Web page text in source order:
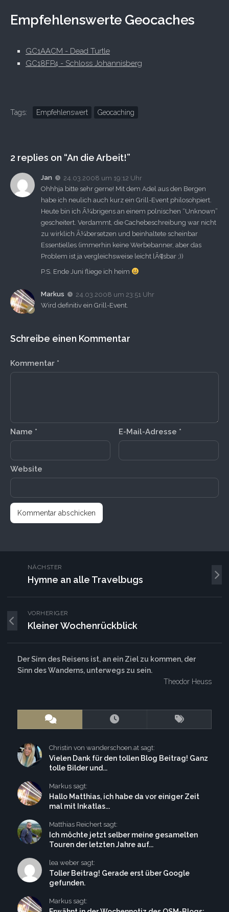
Empfehlenswerte Geocaches
GC1AACM - Dead Turtle
GC18FP4 - Schloss Johannisberg
Tags: Empfehlenswert Geocaching
2 replies on “An die Arbeit!”
Jan
24.03.2008 um 19:12 Uhr
Ohhhja bitte sehr gerne! Mit dem Adel aus den Bergen
habe ich neulich auch kurz ein Grill-Event philosohpiert.
Heute bin ich Ã¼brigens an einem polnischen “Unknown”
gescheitert. Verdammt, die Cachebeschreibung war nicht
zu wirklich Ã¼bersetzen und beinhaltete scheinbar
Essentielles (immerhin keine Werbebanner, aber das
Problem ist ja vergleichsweise leicht lÃ¶sbar ;))
P.S. Ende Juni fliege ich heim
Markus
24.03.2008 um 23:51 Uhr
Wird definitiv ein Grill-Event.
Schreibe einen Kommentar
Kommentar *
Name * E-Mail-Adresse *
Website
NÄCHSTER
Hymne an alle Travelbugs
VORHERIGER
Kleiner Wochenrückblick
Der Sinn des Reisens ist, an ein Ziel zu kommen, der
Sinn des Wanderns, unterwegs zu sein.
Theodor Heuss
Christin von wanderschoen.at sagt:
Vielen Dank für den tollen Blog Beitrag! Ganz
tolle Bilder und...
Markus sagt:
Hallo Matthias, ich habe da vor einiger Zeit
mal mit Inkatlas...
Matthias Reichert sagt:
Ich möchte jetzt selber meine gesamelten
Touren der letzten Jahre auf...
lea weber sagt:
Toller Beitrag! Gerade erst über Google
gefunden.
Markus sagt: